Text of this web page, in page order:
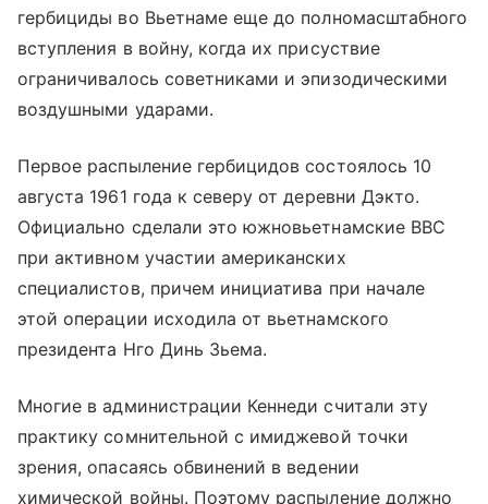
гербициды во Вьетнаме еще до полномасштабного
вступления в войну, когда их присуствие
ограничивалось советниками и эпизодическими
воздушными ударами.
Первое распыление гербицидов состоялось 10
августа 1961 года к северу от деревни Дэкто.
Официально сделали это южновьетнамские ВВС
при активном участии американских
специалистов, причем инициатива при начале
этой операции исходила от вьетнамского
президента Нго Динь Зьема.
Многие в администрации Кеннеди считали эту
практику сомнительной с имиджевой точки
зрения, опасаясь обвинений в ведении
химической войны. Поэтому распыление должно